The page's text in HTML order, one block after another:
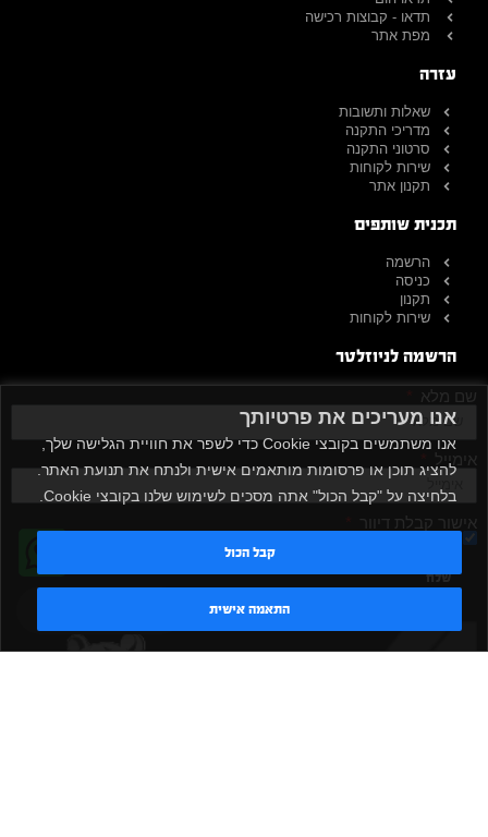
אנו מעריכים את פרטיותך
אנו משתמשים בקובצי Cookie כדי לשפר את חוויית הגלישה שלך,
להציג תוכן או פרסומות מותאמים אישית ולנתח את תנועת האתר.
בלחיצה על "קבל הכול" אתה מסכים לשימוש שלנו בקובצי Cookie.
התאמה אישית
קבל הכול
תדאו - קבוצות רכישה
מפת אתר
עזרה
שאלות ותשובות
מדריכי התקנה
סרטוני התקנה
שירות לקוחות
תקנון אתר
תכנית שותפים
הרשמה
כניסה
תקנון
שירות לקוחות
הרשמה לניוזלטר
שם מלא
אימייל
אישור קבלת דיוור
שלח